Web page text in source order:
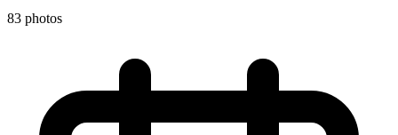
83 photos